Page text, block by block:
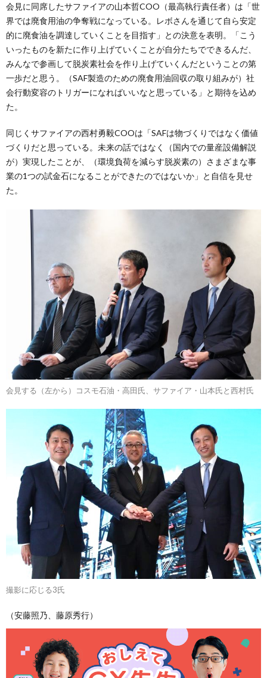
会見に同席したサファイアの山本哲COO（最高執行責任者）は「世
界では廃食用油の争奪戦になっている。レボさんを通じて自ら安定
的に廃食油を調達していくことを目指す」との決意を表明。「こう
いったものを新たに作り上げていくことが自分たちでできるんだ、
みんなで参画して脱炭素社会を作り上げていくんだということの第
一歩だと思う。（SAF製造のための廃食用油回収の取り組みが）社
会行動変容のトリガーになればいいなと思っている」と期待を込め
た。
同じくサファイアの西村勇毅COOは「SAFは物づくりではなく価値
づくりだと思っている。未来の話ではなく（国内での量産設備解説
が）実現したことが、（環境負荷を減らす脱炭素の）さまざまな事
業の1つの試金石になることができたのではないか」と自信を見せ
た。
会見する（左から）コスモ石油・高田氏、サファイア・山本氏と西村氏
撮影に応じる3氏
（安藤照乃、藤原秀行）